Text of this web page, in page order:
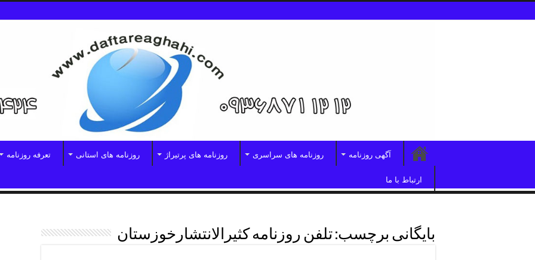
آگهی روزنامه روزنامه های سراسری روزنامه های پرتیراژ روزنامه های استانی تعرفه روزنامه
ارتباط با ما
بایگانی برچسب:تلفن روزنامه کثیرالانتشارخوزستان